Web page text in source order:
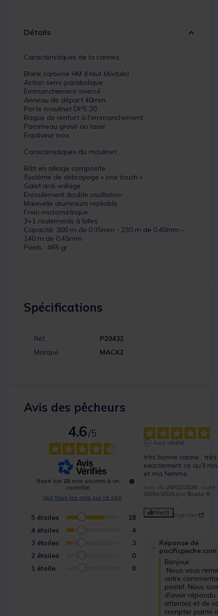
Détails
Caractéristiques de la cannes:
Blank carbone HM (Haut Module)
Action semi-parabolique
Emmanchement inversé
Anneau de départ 40mm
Porte moulinet DPS 20
Bague de renfort à l'emmanchement
Pommeau gravé au laser
Enjoliveur inox
Caractéristiques du moulinet:
Bâti en alliage composite
Système de débrayage « one touch »
Galet anti-vrillage
Enroulement double oscillation
Manivelle aluminium repliable
Frein micrométrique
3+1 roulements à billes
Capacité: 300 m de 0.35mm - 230 m de 0.40mm –
140 m de 0.45mm
Poids : 465 gr
Spécifications
Réf.
P20432
Marque
MACK2
Avis des pêcheurs
4.6
/5
Basé sur 25 avis soumis à un
contrôle
Voir tous les avis sur ce site
5 étoiles
18
4 étoiles
4
3 étoiles
3
2 étoiles
0
1 étoile 0
Avis vérifié
très bonne canne ,
exactement ce qu'il
et ma femme.
Avis du 28/02/2026 , suite
29/01/2026 par Bruno R.
Utile(0) Signaler
Réponse de
pacificpeche.com
Bonjour,
votre
positif. Nous
d'avoir répondu
attentes et de
compter parmi